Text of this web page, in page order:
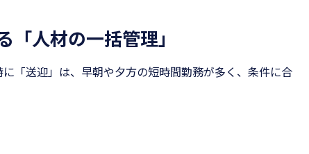
人材の一括管理」
「送迎」は、早朝や夕方の短時間勤務が多く、条件に合